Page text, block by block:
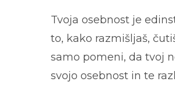
Tvoja osebnost je
to, kako razmišljaš,
samo pomeni, da tvoj
svojo osebnost in te